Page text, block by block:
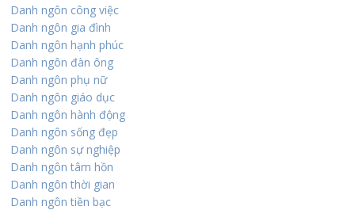
Danh ngôn công việc
Danh ngôn gia đình
Danh ngôn hạnh phúc
Danh ngôn đàn ông
Danh ngôn phụ nữ
Danh ngôn giáo dục
Danh ngôn hành động
Danh ngôn sống đẹp
Danh ngôn sự nghiệp
Danh ngôn tâm hồn
Danh ngôn thời gian
Danh ngôn tiền bạc